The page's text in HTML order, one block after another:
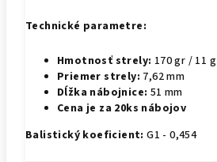
Technické parametre:
Hmotnosť strely: 170 gr / 11 g
Priemer strely: 7,62 mm
Dĺžka nábojnice: 51 mm
Cena je za 20ks nábojov
Balistický koeficient:G1 - 0,454